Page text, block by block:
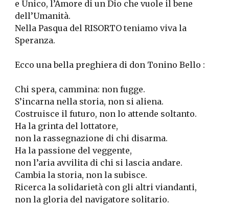
e Unico, l’Amore di un Dio che vuole il bene
dell’Umanità.
Nella Pasqua del RISORTO teniamo viva la
Speranza.
Ecco una bella preghiera di don Tonino Bello :
Chi spera, cammina: non fugge.
S’incarna nella storia, non si aliena.
Costruisce il futuro, non lo attende soltanto.
Ha la grinta del lottatore,
non la rassegnazione di chi disarma.
Ha la passione del veggente,
non l’aria avvilita di chi si lascia andare.
Cambia la storia, non la subisce.
Ricerca la solidarietà con gli altri viandanti,
non la gloria del navigatore solitario.